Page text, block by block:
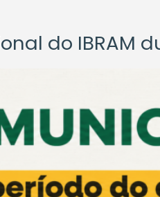
do IBRAM